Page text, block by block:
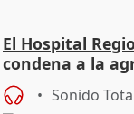
El Hospital
condena a la
Urgencias
Sonido